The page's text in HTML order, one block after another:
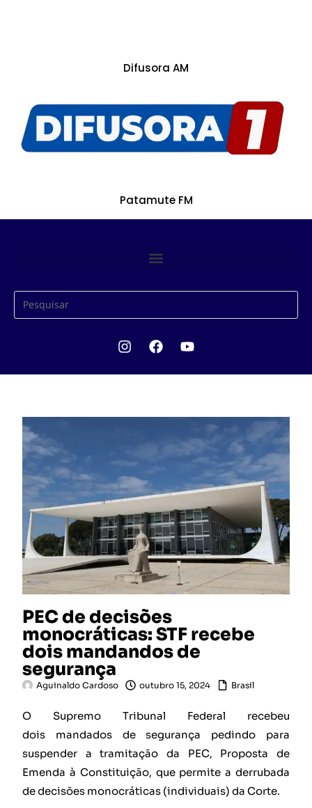
Difusora AM
Patamute FM
PEC de decisões
monocráticas: STF recebe
dois mandandos de
segurança
Aguinaldo Cardoso outubro 15, 2024 Brasil
O Supremo Tribunal Federal recebeu
dois mandados de segurança pedindo para
suspender a tramitação da PEC, Proposta de
Emenda à Constituição, que permite a derrubada
de decisões monocráticas (individuais) da Corte.